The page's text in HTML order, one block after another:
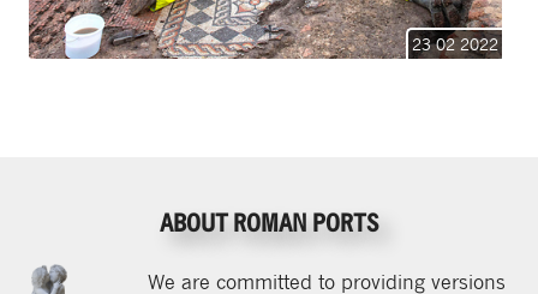
23 02 2022
ABOUT ROMAN PORTS
We are committed to providing versions